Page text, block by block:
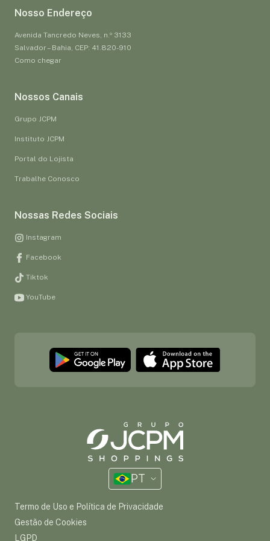
Nosso Endereço
Avenida Tancredo Neves, n.º 3133
Salvador – Bahia, CEP: 41.820-910
Como chegar
Nossos Canais
Grupo JCPM
Instituto JCPM
Portal do Lojista
Trabalhe Conosco
Nossas Redes Sociais
Instagram
Facebook
Tiktok
YouTube
PT
Termo de Uso e Política de Privacidade
Gestão de Cookies
LGPD